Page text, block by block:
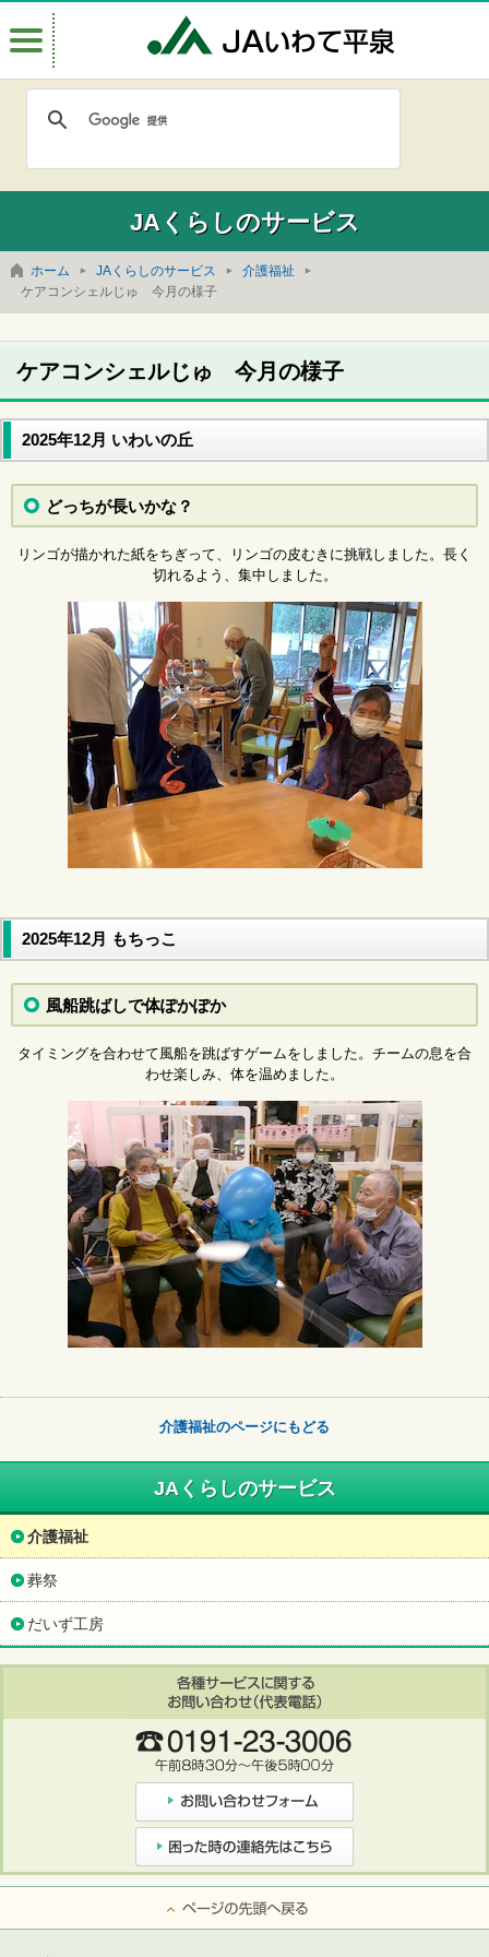
JAくらしのサービス
ホーム JAくらしのサービス
介護福祉
ケアコンシェルじゅ 今月の様子
ケアコンシェルじゅ 今月の様子
2025年12月 いわいの丘
どっちが長いかな？
リンゴが描かれた紙をちぎって、リンゴの皮むきに挑戦しました。長く
切れるよう、集中しました。
2025年12月 もちっこ
風船跳ばしで体ぽかぽか
タイミングを合わせて風船を跳ばすゲームをしました。チームの息を合
わせ楽しみ、体を温めました。
介護福祉のページにもどる
JAくらしのサービス
介護福祉
葬祭
だいず工房